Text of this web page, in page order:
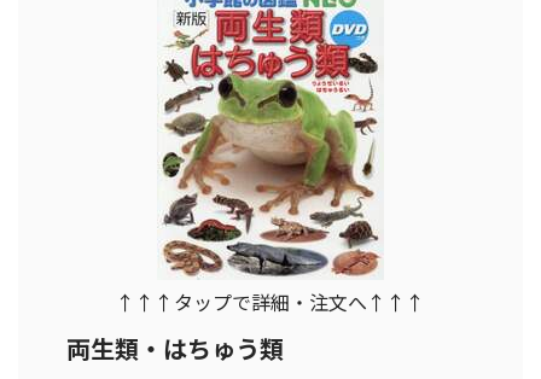
↑↑↑タップで詳細・注文へ↑↑↑
両生類・はちゅう類